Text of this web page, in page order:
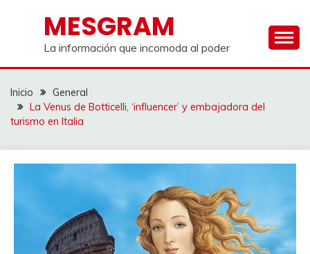
contenidoMESGRAM
La información que incomoda al poder
Inicio
General
La Venus de Botticelli, ‘influencer’ y embajadora del
turismo en Italia